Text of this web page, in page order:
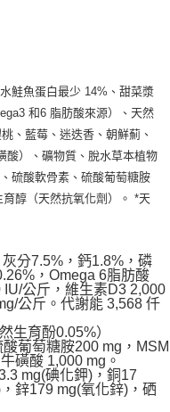
鮭魚蛋白最少 14%、甜菜漿
和6 脂肪酸來源）、天然
、藍莓、迷迭香、朝鮮薊、
酸）、礦物質、脫水草本植物
硫酸軟骨素、硫酸葡萄糖胺
醇（天然抗氧化劑）。 *天
分7.5%，鈣1.8%，磷
，Omega 6脂肪酸
公斤，維生素D3 2,000
公斤。代謝能 3,568 仟
生育酚0.05%）
葡萄糖胺200 mg，MSM
磺酸 1,000 mg。
mg(碘化鉀)，銅17
鋅179 mg(氧化鋅)，硒